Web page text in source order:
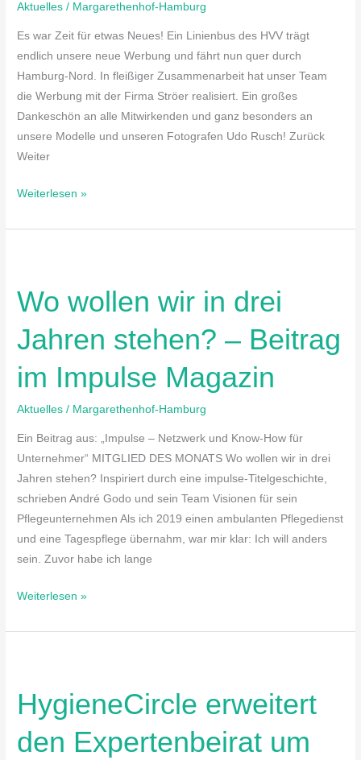
Aktuelles / Margarethenhof-Hamburg
Es war Zeit für etwas Neues! Ein Linienbus des HVV trägt
endlich unsere neue Werbung und fährt nun quer durch
Hamburg-Nord. In fleißiger Zusammenarbeit hat unser Team
die Werbung mit der Firma Ströer realisiert. Ein großes
Dankeschön an alle Mitwirkenden und ganz besonders an
unsere Modelle und unseren Fotografen Udo Rusch! Zurück
Weiter
Weiterlesen »
Wo wollen wir in drei
Jahren stehen? – Beitrag
im Impulse Magazin
Aktuelles / Margarethenhof-Hamburg
Ein Beitrag aus: „Impulse – Netzwerk und Know-How für
Unternehmer“ MITGLIED DES MONATS Wo wollen wir in drei
Jahren stehen? Inspiriert durch eine impulse-Titelgeschichte,
schrieben André Godo und sein Team Visionen für sein
Pflegeunternehmen Als ich 2019 einen ambulanten Pflegedienst
und eine Tagespflege übernahm, war mir klar: Ich will anders
sein. Zuvor habe ich lange
wir
in
drei
stehen?
Beitrag
im
Impulse
Magazin
Weiterlesen »
HygieneCircle erweitert
den Expertenbeirat um
den
Expertenbeirat
um